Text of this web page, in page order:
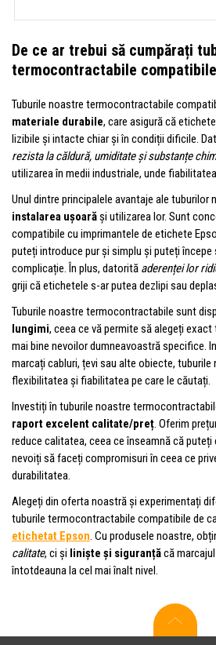
De ce ar trebui să cumpărați
termocontractabile compatibile
Tuburile noastre termocontractabile
materiale durabile, care asigură că
lizibile și intacte chiar și în condiții dificile.
rezista la căldură, umiditate și substanțe
utilizarea în medii industriale, unde
Unul dintre principalele avantaje ale
instalarea ușoarăși utilizarea lor. Sunt
compatibile cu imprimantele de etichete
puteți introduce pur și simplu și puteți
complicație. În plus, datorită aderenței lor
griji că etichetele s-ar putea dezlipi sau
Tuburile noastre termocontractabile sunt
lungimi, ceea ce vă permite să alegeți
mai bine nevoilor dumneavoastră specifice.
marcați cabluri, țevi sau alte obiecte, tuburile
flexibilitatea și fiabilitatea pe care le căutați.
Investiți în tuburile noastre
raport excelent calitate/preț. Oferim
reduce calitatea, ceea ce înseamnă că
nevoiți să faceți compromisuri în ceea ce
durabilitatea.
Alegeți din oferta noastră și experimentați
tuburile termocontractabile compatibile de
etichetat Epson. Cu produsele noastre,
calitate, ci și liniște și siguranțăcă
întotdeauna la cel mai înalt nivel.